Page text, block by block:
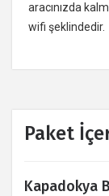
aracınızda
wifi şeklindedir.
Paket
Kapadokya